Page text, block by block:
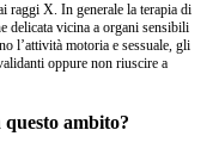
raggi X. In generale la terapia di
delicata vicina a organi sensibili
l’attività motoria e sessuale, gli
oppure non riuscire a
ambito?